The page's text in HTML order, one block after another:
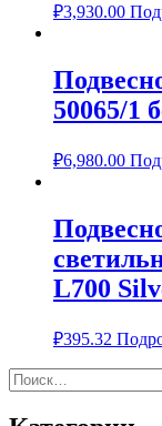
₽3,930.00
50065/1
₽6,980.00
L700
₽395.32
Найти: